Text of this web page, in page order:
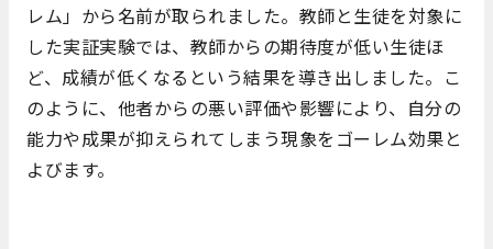
レム」から名前が取られました。教師と生徒を対象に
した実証実験では、教師からの期待度が低い生徒ほ
ど、成績が低くなるという結果を導き出しました。こ
のように、他者からの悪い評価や影響により、自分の
能力や成果が抑えられてしまう現象をゴーレム効果と
よびます。